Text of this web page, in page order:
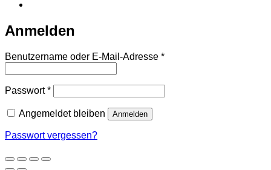
Anmelden
Benutzername oder E-Mail-Adresse *Erforderlich
Passwort*Erforderlich
Angemeldet bleiben Anmelden
Passwort vergessen?